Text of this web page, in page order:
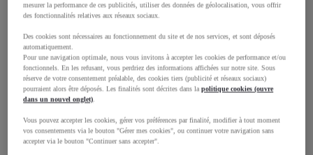
Largeur
1 740mm
Consommation mixte
mesurer la performance de ces publicités, utiliser des données de géolocalisation, vous offrir
des fonctionnalités relatives aux réseaux sociaux.
Des cookies sont nécessaires au fonctionnement du site et de nos services, et sont déposés
automatiquement.
Pour une navigation optimale, nous vous invitons à accepter les cookies de performance et/ou
fonctionnels. En les refusant, vous perdriez des informations affichées sur notre site. Sous
réserve de votre consentement préalable, des cookies tiers (publicité et réseaux sociaux)
pourraient alors être déposés. Les finalités sont décrites dans lapolitique cookies (ouvre
dans un nouvel onglet).
Vous pouvez accepter les cookies, gérer vos préférences par finalité, modifier à tout moment
vos consentements via le bouton "Gérer mes cookies", ou continuer votre navigation sans
accepter via le bouton "Continuer sans accepter".